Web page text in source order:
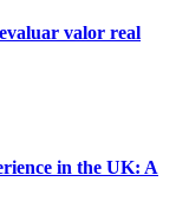
valor real
in the UK: A